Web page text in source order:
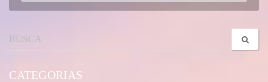
CATEGORIAS